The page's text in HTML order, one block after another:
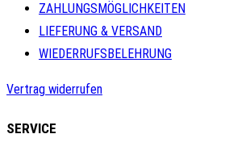
ZAHLUNGSMÖGLICHKEITEN
LIEFERUNG & VERSAND
WIEDERRUFSBELEHRUNG
Vertrag widerrufen
SERVICE